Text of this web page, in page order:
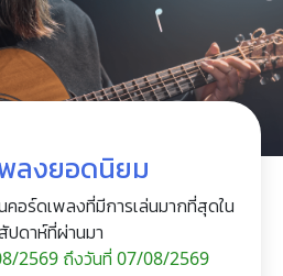
ลงยอดนิยม
อร์ดเพลงที่มีการเล่นมากที่สุดใน
ปดาห์ที่ผ่านมา
2569 ถึงวันที่ 07/08/2569